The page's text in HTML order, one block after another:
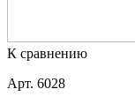
К сравнению
Арт. 6028